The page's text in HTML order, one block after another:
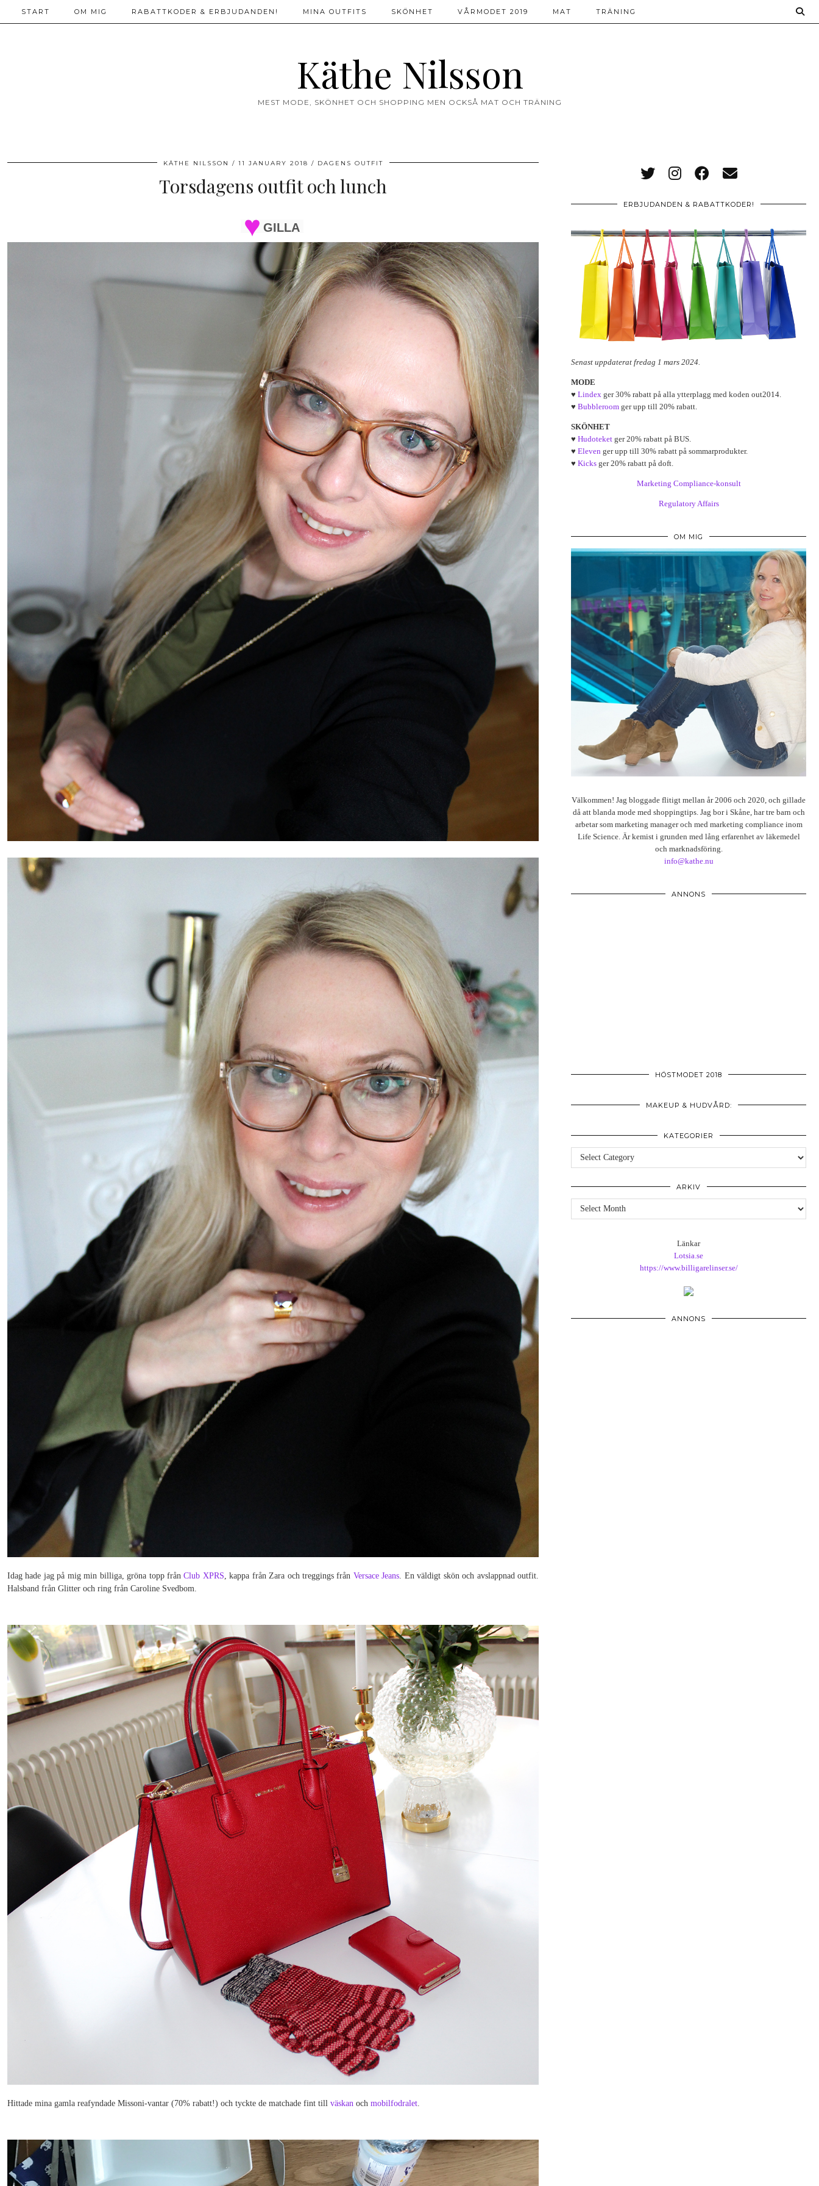
Käthe Nilsson
MEST MODE, SKÖNHET OCH SHOPPING MEN OCKSÅ MAT OCH TRÄNING
START OM MIG RABATTKODER & ERBJUDANDEN! MINA OUTFITS SKÖNHET VÅRMODET 2019 MAT TRÄNING
KÄTHE NILSSON 11 JANUARY 2018 DAGENS OUTFIT
Torsdagens outfit och lunch
GILLA
Idag hade jag på mig min billiga, gröna topp frånClub XPRS, kappa från Zara och treggings från Versace Jeans. En väldigt skön och avslappnad outfit.
Halsband från Glitter och ring från Caroline Svedbom.
Hittade mina gamla reafyndade Missoni-vantar (70% rabatt!) och tyckte de matchade fint till väskan och mobilfodralet
ERBJUDANDEN & RABATTKODER!
Senast uppdaterat fredag 1 mars 2024.
MODE
♥ Lindex ger 30% rabatt på alla ytterplagg med koden out2014.
♥ Bubbleroom ger upp till 20% rabatt.
SKÖNHET
♥ Hudoteket ger 20% rabatt på BUS.
♥ Eleven ger upp till 30% rabatt på sommarprodukter.
♥ Kicks ger 20% rabatt på doft.
Marketing Compliance-konsult
Regulatory Affairs
OM MIG
Välkommen! Jag bloggade flitigt mellan år 2006 och 2020, och gillade
då att blanda mode med shoppingtips. Jag bor i Skåne, har tre barn och
arbetar som marketing manager och med marketing compliance inom
Life Science. Är kemist i grunden med lång erfarenhet av läkemedel
och marknadsföring.
info@kathe.nu
ANNONS
HÖSTMODET 2018
MAKEUP & HUDVÅRD:
KATEGORIER
Kategorier
ARKIV
Arkiv
Länkar
Lotsia.se
https://www.billigarelinser.se/
ANNONS